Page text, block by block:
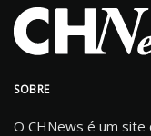
SOBRE
O CHNews é um site